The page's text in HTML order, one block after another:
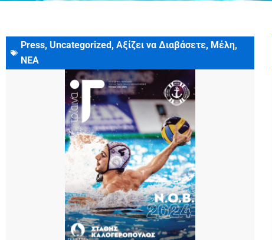
Press, Uncategorized, Αξίζει να Διαβάσετε, Μέλη,
ΝΕΑ20 Μαρτίου, 2025